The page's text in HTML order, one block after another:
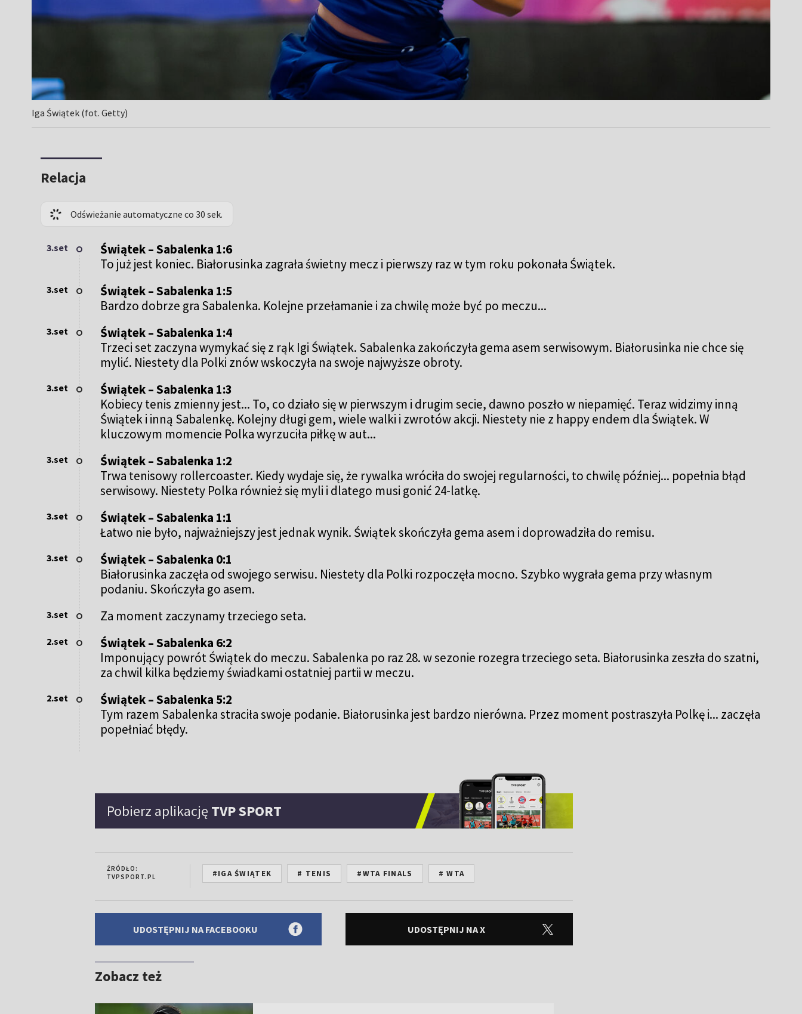
Iga Świątek (fot. Getty)
Relacja
Odświeżanie automatyczne co 30 sek.
3.set
Świątek – Sabalenka 1:6
To już jest koniec. Białorusinka zagrała świetny mecz i pierwszy raz w tym roku pokonała Świątek.
3.set
Świątek – Sabalenka 1:5
Bardzo dobrze gra Sabalenka. Kolejne przełamanie i za chwilę może być po meczu...
3.set
Świątek – Sabalenka 1:4
Trzeci set zaczyna wymykać się z rąk Igi Świątek. Sabalenka zakończyła gema asem serwisowym. Białorusinka nie chce się
mylić. Niestety dla Polki znów wskoczyła na swoje najwyższe obroty.
3.set
Świątek – Sabalenka 1:3
Kobiecy tenis zmienny jest... To, co działo się w pierwszym i drugim secie, dawno poszło w niepamięć. Teraz widzimy inną
Świątek i inną Sabalenkę. Kolejny długi gem, wiele walki i zwrotów akcji. Niestety nie z happy endem dla Świątek. W
kluczowym momencie Polka wyrzuciła piłkę w aut...
3.set
Świątek – Sabalenka 1:2
Trwa tenisowy rollercoaster. Kiedy wydaje się, że rywalka wróciła do swojej regularności, to chwilę później... popełnia błąd
serwisowy. Niestety Polka również się myli i dlatego musi gonić 24-latkę.
3.set
Świątek – Sabalenka 1:1
Łatwo nie było, najważniejszy jest jednak wynik. Świątek skończyła gema asem i doprowadziła do remisu.
3.set
Świątek – Sabalenka 0:1
Białorusinka zaczęła od swojego serwisu. Niestety dla Polki rozpoczęła mocno. Szybko wygrała gema przy własnym
podaniu. Skończyła go asem.
3.set Za moment zaczynamy trzeciego seta.
2.set
Świątek – Sabalenka 6:2
Imponujący powrót Świątek do meczu. Sabalenka po raz 28. w sezonie rozegra trzeciego seta. Białorusinka zeszła do szatni,
za chwil kilka będziemy świadkami ostatniej partii w meczu.
2.set
Świątek – Sabalenka 5:2
Tym razem Sabalenka straciła swoje podanie. Białorusinka jest bardzo nierówna. Przez moment postraszyła Polkę i... zaczęła
popełniać błędy.
Pobierz aplikację TVP SPORT
ŹRÓDŁO:
TVPSPORT.PL
#IGA ŚWIĄTEK # TENIS #WTA FINALS # WTA
UDOSTĘPNIJ NA FACEBOOKU UDOSTĘPNIJ NA X
Zobacz też